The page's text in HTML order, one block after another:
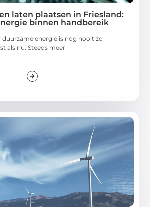
laten plaatsen in Friesland:
binnen handbereik
duurzame energie is nog nooit zo
als nu. Steeds meer